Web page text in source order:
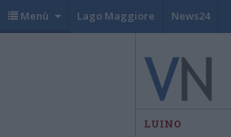
Menù Lago Maggiore News24
LUINO